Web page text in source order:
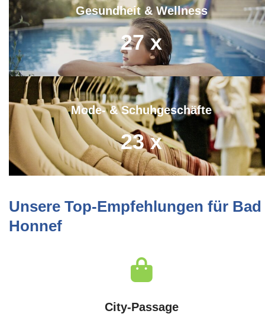
Gesundheit & Wellness
27 x
Mode- & Schuhgeschäfte
23 x
Unsere Top-Empfehlungen für Bad
Honnef
City-Passage